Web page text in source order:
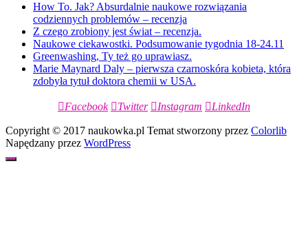
How To. Jak? Absurdalnie naukowe rozwiązania
codziennych problemów – recenzja
Z czego zrobiony jest świat – recenzja.
Naukowe ciekawostki. Podsumowanie tygodnia 18-24.11
Greenwashing, Ty też go uprawiasz.
Marie Maynard Daly – pierwsza czarnoskóra kobieta, która
zdobyła tytuł doktora chemii w USA.
Facebook Twitter Instagram LinkedIn
Copyright © 2017 naukowka.pl Temat stworzony przez Colorlib
Napędzany przez WordPress